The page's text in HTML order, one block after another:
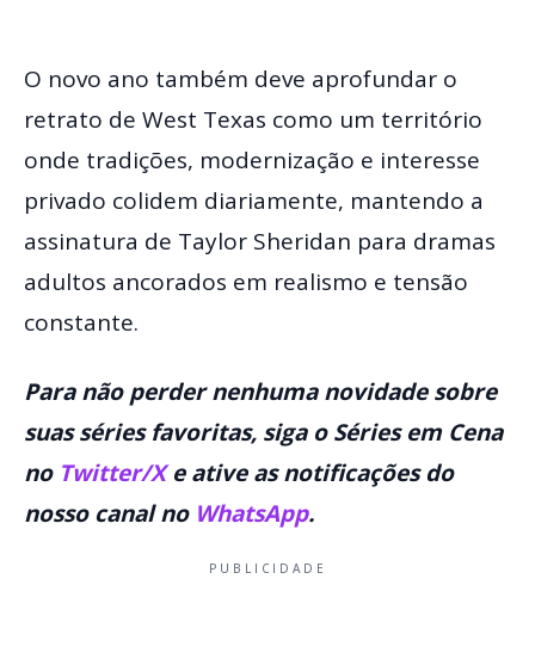
O novo ano também deve aprofundar o
retrato de West Texas como um território
onde tradições, modernização e interesse
privado colidem diariamente, mantendo a
assinatura de Taylor Sheridan para dramas
adultos ancorados em realismo e tensão
constante.
Para não perder nenhuma novidade sobre
suas séries favoritas, siga o Séries em Cena
no Twitter/Xe ative as notificações do
nosso canal no WhatsApp.
PUBLICIDADE